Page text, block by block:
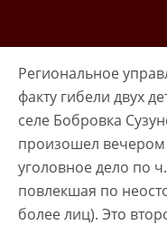
Региональное
факту гибели двух
селе Бобровка
произошел вечером
уголовное дело по
повлекшая по
более лиц). Это